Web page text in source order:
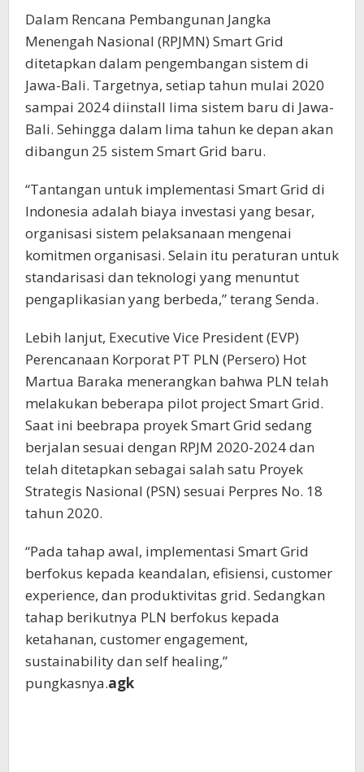
Dalam Rencana Pembangunan Jangka
Menengah Nasional (RPJMN) Smart Grid
ditetapkan dalam pengembangan sistem di
Jawa-Bali. Targetnya, setiap tahun mulai 2020
sampai 2024 diinstall lima sistem baru di Jawa-
Bali. Sehingga dalam lima tahun ke depan akan
dibangun 25 sistem Smart Grid baru.
“Tantangan untuk implementasi Smart Grid di
Indonesia adalah biaya investasi yang besar,
organisasi sistem pelaksanaan mengenai
komitmen organisasi. Selain itu peraturan untuk
standarisasi dan teknologi yang menuntut
pengaplikasian yang berbeda,” terang Senda.
Lebih lanjut, Executive Vice President (EVP)
Perencanaan Korporat PT PLN (Persero) Hot
Martua Baraka menerangkan bahwa PLN telah
melakukan beberapa pilot project Smart Grid.
Saat ini beebrapa proyek Smart Grid sedang
berjalan sesuai dengan RPJM 2020-2024 dan
telah ditetapkan sebagai salah satu Proyek
Strategis Nasional (PSN) sesuai Perpres No. 18
tahun 2020.
“Pada tahap awal, implementasi Smart Grid
berfokus kepada keandalan, efisiensi, customer
experience, dan produktivitas grid. Sedangkan
tahap berikutnya PLN berfokus kepada
ketahanan, customer engagement,
sustainability dan self healing,”
pungkasnya.agk